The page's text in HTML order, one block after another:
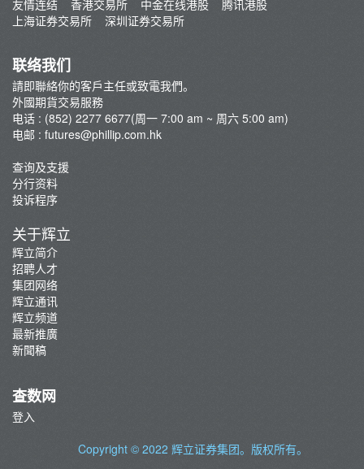
摩根台湾指数期货
外汇期货
外国期货买卖
交易系統
外国市况/商品期货评论
重要通知
最新推广
芝商所新闻
期货应用程序界面(API)
环球期权买卖简介
常见问题
存款/提款/账户转账
友情连结
香港交易所 中金在线港股
腾讯港股
上海证券交易所
深圳证券交易所
联络我们
請即聯絡你的客戶主任或致電我們。
外國期貨交易服務
电话 : (852) 2277 6677(周一 7:00 am ~ 周六 5:00 am)
电邮 : futures@phillip.com.hk
查询及支援
分行资料
投诉程序
关于辉立
辉立简介
招聘人才
集团网络
辉立通讯
辉立频道
最新推廣
新聞稿
查数网
登入
Copyright © 2022 辉立证券集团。版权所有。